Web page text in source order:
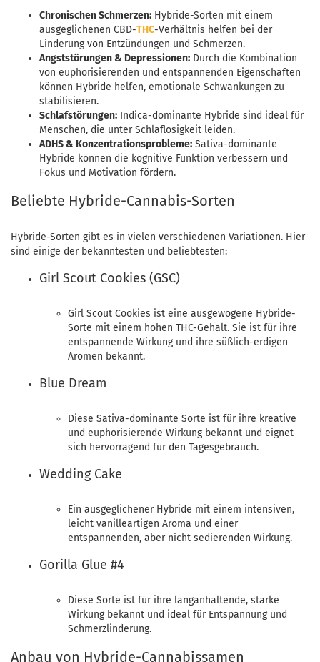
Chronischen Schmerzen: Hybride-Sorten mit einem
ausgeglichenen CBD-THC-Verhältnis helfen bei der
Linderung von Entzündungen und Schmerzen.
Angststörungen & Depressionen: Durch die Kombination
von euphorisierenden und entspannenden Eigenschaften
können Hybride helfen, emotionale Schwankungen zu
stabilisieren.
Schlafstörungen: Indica-dominante Hybride sind ideal für
Menschen, die unter Schlaflosigkeit leiden.
ADHS & Konzentrationsprobleme: Sativa-dominante
Hybride können die kognitive Funktion verbessern und
Fokus und Motivation fördern.
Beliebte Hybride-Cannabis-Sorten
Hybride-Sorten gibt es in vielen verschiedenen Variationen. Hier
sind einige der bekanntesten und beliebtesten:
Girl Scout Cookies (GSC)
Girl Scout Cookies ist eine ausgewogene Hybride-
Sorte mit einem hohen THC-Gehalt. Sie ist für ihre
entspannende Wirkung und ihre süßlich-erdigen
Aromen bekannt.
Blue Dream
Diese Sativa-dominante Sorte ist für ihre kreative
und euphorisierende Wirkung bekannt und eignet
sich hervorragend für den Tagesgebrauch.
Wedding Cake
Ein ausgeglichener Hybride mit einem intensiven,
leicht vanilleartigen Aroma und einer
entspannenden, aber nicht sedierenden Wirkung.
Gorilla Glue #4
Diese Sorte ist für ihre langanhaltende, starke
Wirkung bekannt und ideal für Entspannung und
Schmerzlinderung.
Anbau von Hybride-Cannabissamen